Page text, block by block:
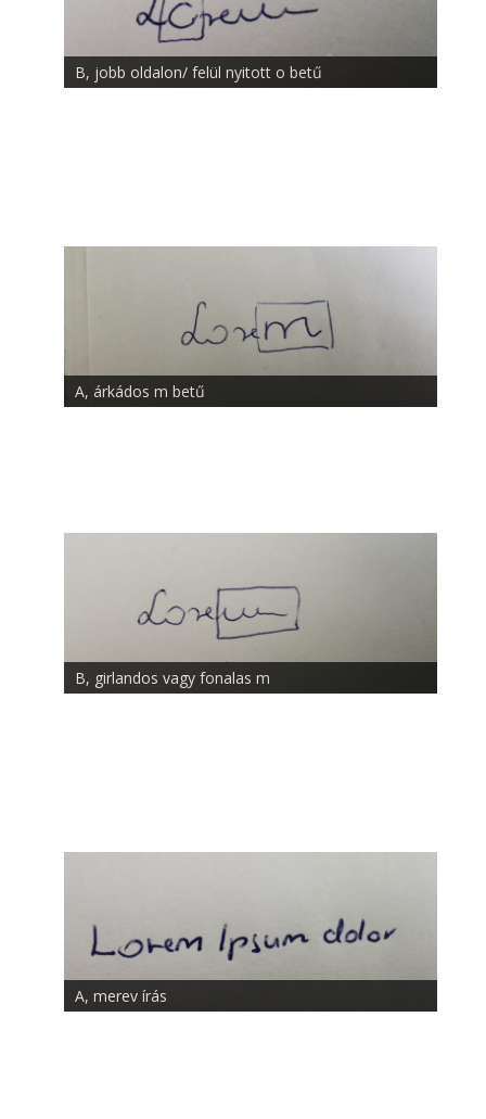
B, jobb oldalon/ felül nyitott o betű
A, árkádos m betű
B, girlandos vagy fonalas m
A, merev írás